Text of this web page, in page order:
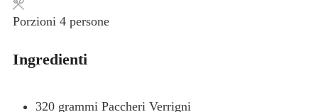
Porzioni 4 persone
Ingredienti
320 grammi Paccheri Verrigni